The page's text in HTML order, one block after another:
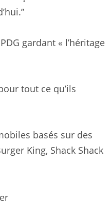
gardant « l’héritage
tout ce qu’ils
basés sur des
King, Shack Shack